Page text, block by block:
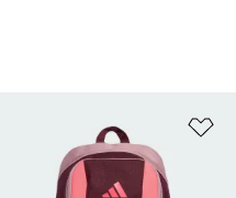
à la Liste de produits